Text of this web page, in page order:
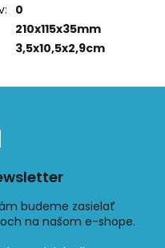
: 0
210x115x35mm
3,5x10,5x2,9cm
budeme zasielať
na našom e-shope.